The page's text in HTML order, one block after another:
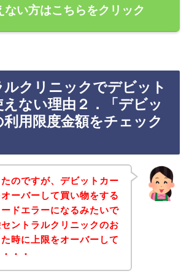
ない方はこちらをクリック
クリニックでデビット
ない理由２．「デビッ
利用限度金額をチェック
のですが、デビットカー
ーバーして買い物をする
ドエラーになるみたいで
ントラルクリニックのお
時に上限をオーバーして
・・